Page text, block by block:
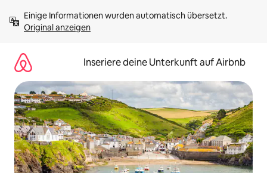
Inhalten
springenOriginal anzeigen
Inseriere deine Unterkunft auf Airbnb